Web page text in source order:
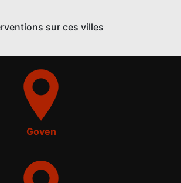
sur ces villes
Goven